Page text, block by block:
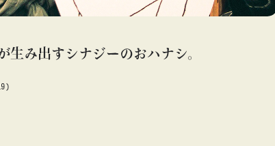
モノ・カルチャー図録
#ライブ #レコード
#写真
言葉
#連載 #音楽
生み出すシナジーのおハナシ。
#TOKYO CULTUART by BEAMS